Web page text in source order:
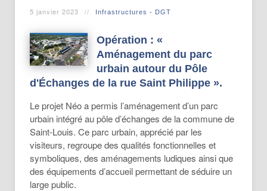
5 janvier 2023 Infrastructures - DGT
Opération : «
Aménagement du parc
urbain autour du Pôle
d'Échanges de la rue Saint Philippe ».
Le projet Néo a permis l’aménagement d’un parc
urbain intégré au pôle d’échanges de la commune de
Saint-Louis. Ce parc urbain, apprécié par les
visiteurs, regroupe des qualités fonctionnelles et
symboliques, des aménagements ludiques ainsi que
des équipements d’accueil permettant de séduire un
large public.